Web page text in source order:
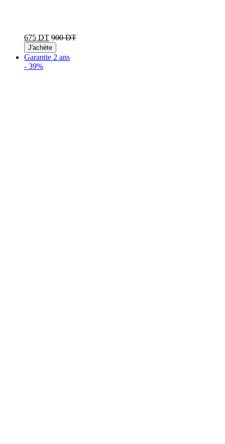
675 DT 900 DT
J'achète
Garantie 2 ans
- 39%